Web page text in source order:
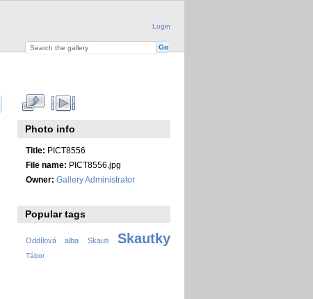
Login
Photo info
Title: PICT8556
File name: PICT8556.jpg
Owner: Gallery Administrator
Popular tags
Oddílová alba Skauti Skautky
Tábor